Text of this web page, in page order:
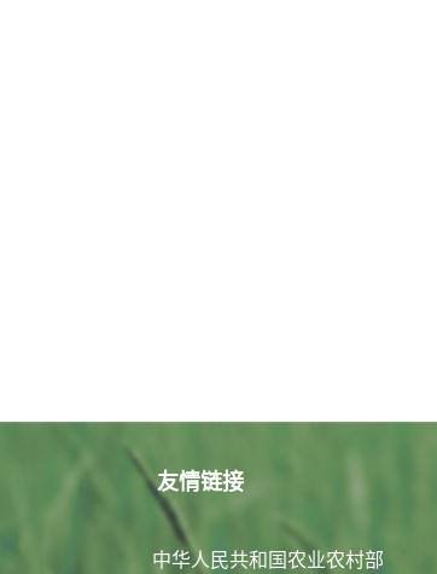
友情链接
中华人民共和国农业农村部